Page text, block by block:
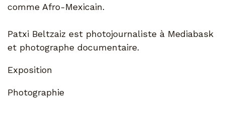
comme Afro-Mexicain.
Patxi Beltzaiz est photojournaliste à Mediabask
et photographe documentaire.
Exposition
Photographie